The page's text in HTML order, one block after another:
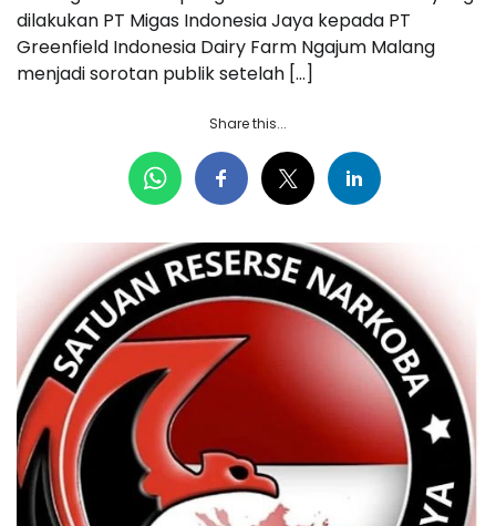
dilakukan PT Migas Indonesia Jaya kepada PT
Greenfield Indonesia Dairy Farm Ngajum Malang
menjadi sorotan publik setelah […]
Share this...